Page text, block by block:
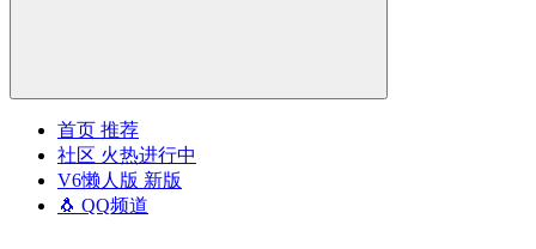
首页 推荐
社区 火热进行中
V6懒人版 新版
🐧 QQ频道